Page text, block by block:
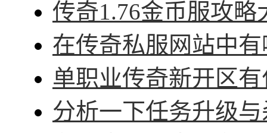
传奇1.76金币服攻
在传奇私服网站中
单职业传奇新开区
分析一下任务升级